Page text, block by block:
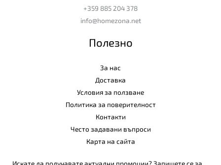
+359 885 204 378
info@homezona.net
Полезно
За нас
Доставка
Условия за ползване
Политика за поверителност
Контакти
Често задавани въпроси
Карта на сайта
Искате да получавате актуални промоции? Запишете се за